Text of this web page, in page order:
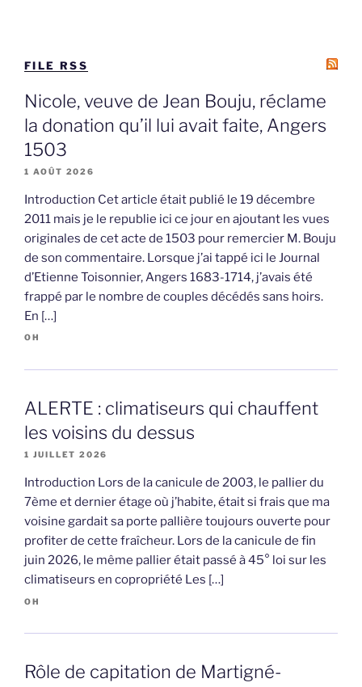
FILE RSS
Nicole, veuve de Jean Bouju, réclame
la donation qu’il lui avait faite, Angers
1503
1 AOÛT 2026
Introduction Cet article était publié le 19 décembre
2011 mais je le republie ici ce jour en ajoutant les vues
originales de cet acte de 1503 pour remercier M. Bouju
de son commentaire. Lorsque j’ai tappé ici le Journal
d’Etienne Toisonnier, Angers 1683-1714, j’avais été
frappé par le nombre de couples décédés sans hoirs.
En […]
OH
ALERTE : climatiseurs qui chauffent
les voisins du dessus
1 JUILLET 2026
Introduction Lors de la canicule de 2003, le pallier du
7ème et dernier étage où j’habite, était si frais que ma
voisine gardait sa porte pallière toujours ouverte pour
profiter de cette fraîcheur. Lors de la canicule de fin
juin 2026, le même pallier était passé à 45° loi sur les
climatiseurs en copropriété Les […]
OH
Rôle de capitation de Martigné-